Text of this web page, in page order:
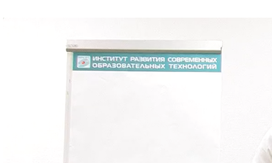
Предварительный просмотр.